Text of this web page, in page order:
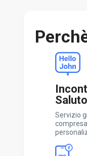
Saluto
Servizio